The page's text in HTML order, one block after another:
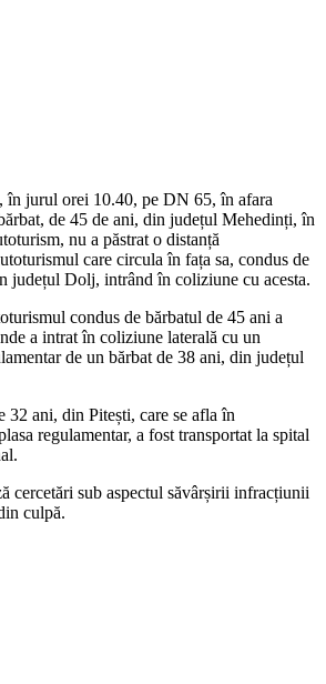
jurul orei 10.40, pe DN 65, în afara
de 45 de ani, din județul Mehedinți, în
nu a păstrat o distanță
care circula în fața sa, condus de
județul Dolj, intrând în coliziune cu acesta.
condus de bărbatul de 45 ani a
a intrat în coliziune laterală cu un
de un bărbat de 38 ani, din județul
32 ani, din Pitești, care se afla în
regulamentar, a fost transportat la spital
cercetări sub aspectul săvârșirii infracțiunii
culpă.